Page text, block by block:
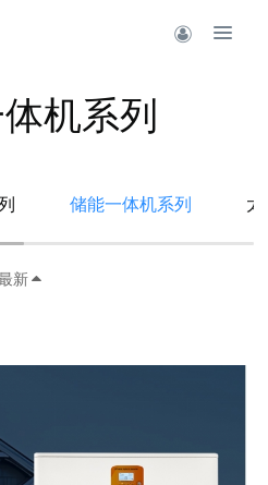
机系列
储能一体机系列
新